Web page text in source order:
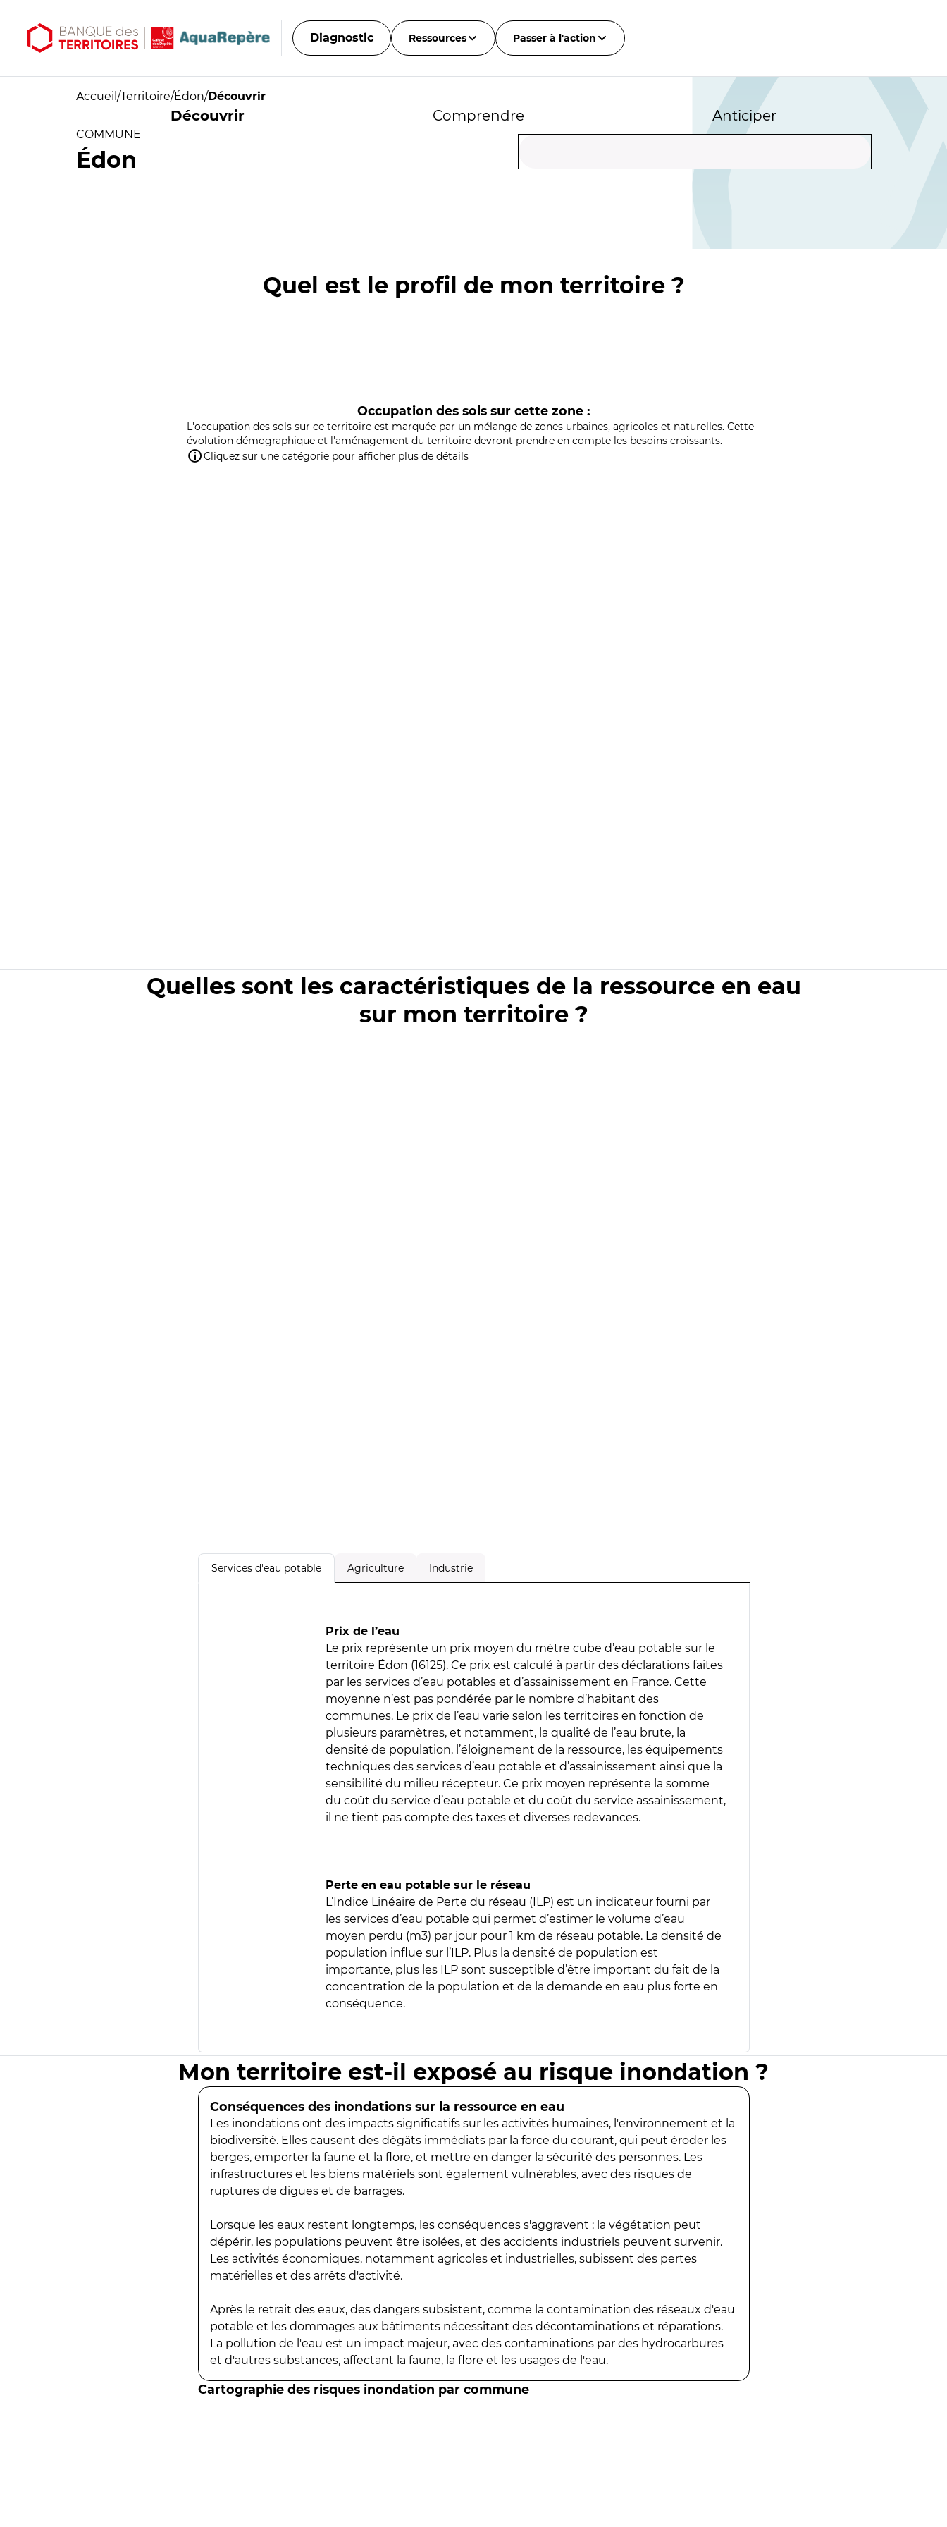
Diagnostic Ressources Passer à l'action
Accueil /Territoire/Édon/Découvrir
Découvrir Comprendre Anticiper
COMMUNE
Édon
Quel est le profil de mon territoire ?
Occupation des sols sur cette zone :
L'occupation des sols sur ce territoire est marquée par un mélange de zones urbaines, agricoles et naturelles. Cette
évolution démographique et l'aménagement du territoire devront prendre en compte les besoins croissants.
Cliquez sur une catégorie pour afficher plus de détails
Quelles sont les caractéristiques de la ressource en eau
sur mon territoire ?
Services d'eau potable Agriculture Industrie
Prix de l’eau
Le prix représente un prix moyen du mètre cube d’eau potable sur le
territoire Édon (16125). Ce prix est calculé à partir des déclarations faites
par les services d’eau potables et d’assainissement en France. Cette
moyenne n’est pas pondérée par le nombre d’habitant des
communes. Le prix de l’eau varie selon les territoires en fonction de
plusieurs paramètres, et notamment, la qualité de l’eau brute, la
densité de population, l’éloignement de la ressource, les équipements
techniques des services d’eau potable et d’assainissement ainsi que la
sensibilité du milieu récepteur. Ce prix moyen représente la somme
du coût du service d’eau potable et du coût du service assainissement,
il ne tient pas compte des taxes et diverses redevances.
Perte en eau potable sur le réseau
L’Indice Linéaire de Perte du réseau (ILP) est un indicateur fourni par
les services d’eau potable qui permet d’estimer le volume d’eau
moyen perdu (m3) par jour pour 1 km de réseau potable. La densité de
population influe sur l’ILP. Plus la densité de population est
importante, plus les ILP sont susceptible d’être important du fait de la
concentration de la population et de la demande en eau plus forte en
conséquence.
Mon territoire est-il exposé au risque inondation ?
Conséquences des inondations sur la ressource en eau
Les inondations ont des impacts significatifs sur les activités humaines, l'environnement et la
biodiversité. Elles causent des dégâts immédiats par la force du courant, qui peut éroder les
berges, emporter la faune et la flore, et mettre en danger la sécurité des personnes. Les
infrastructures et les biens matériels sont également vulnérables, avec des risques de
ruptures de digues et de barrages.
Lorsque les eaux restent longtemps, les conséquences s'aggravent : la végétation peut
dépérir, les populations peuvent être isolées, et des accidents industriels peuvent survenir.
Les activités économiques, notamment agricoles et industrielles, subissent des pertes
matérielles et des arrêts d'activité.
Après le retrait des eaux, des dangers subsistent, comme la contamination des réseaux d'eau
potable et les dommages aux bâtiments nécessitant des décontaminations et réparations.
La pollution de l'eau est un impact majeur, avec des contaminations par des hydrocarbures
et d'autres substances, affectant la faune, la flore et les usages de l'eau.
Cartographie des risques inondation par commune